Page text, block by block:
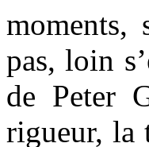
moments,
pas, loin
de Peter
rigueur, la